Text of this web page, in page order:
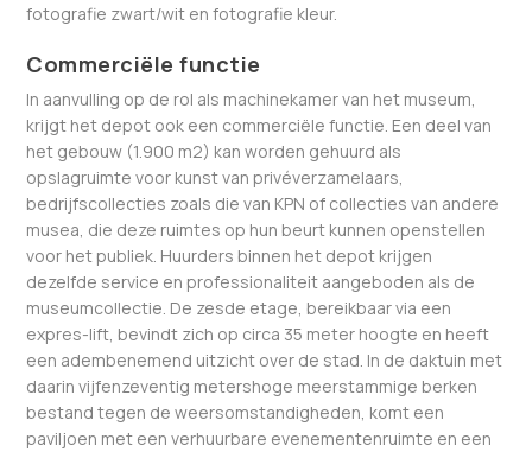
fotografie zwart/wit en fotografie kleur.
Commerciële functie
In aanvulling op de rol als machinekamer van het museum,
krijgt het depot ook een commerciële functie. Een deel van
het gebouw (1.900 m2) kan worden gehuurd als
opslagruimte voor kunst van privéverzamelaars,
bedrijfscollecties zoals die van KPN of collecties van andere
musea, die deze ruimtes op hun beurt kunnen openstellen
voor het publiek. Huurders binnen het depot krijgen
dezelfde service en professionaliteit aangeboden als de
museumcollectie. De zesde etage, bereikbaar via een
expres-lift, bevindt zich op circa 35 meter hoogte en heeft
een adembenemend uitzicht over de stad. In de daktuin met
daarin vijfenzeventig metershoge meerstammige berken
bestand tegen de weersomstandigheden, komt een
paviljoen met een verhuurbare evenementenruimte en een